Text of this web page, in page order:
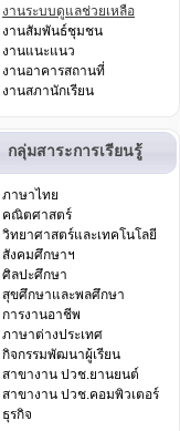
งานระบบดูแลช่วยเหลือ
งานสัมพันธ์ชุมชน
งานแนะแนว
งานอาคารสถานที่
งานสภานักเรียน
กลุ่มสาระการเรียนรู้
ภาษาไทย
คณิตศาสตร์
วิทยาศาสตร์และเทคโนโลยี
สังคมศึกษาฯ
ศิลปะศึกษา
สุขศึกษาและพลศึกษา
การงานอาชีพ
ภาษาต่างประเทศ
กิจกรรมพัฒนาผู้เรียน
สาขางาน ปวช.ยานยนต์
สาขางาน ปวช.คอมพิวเตอร์
ธุรกิจ